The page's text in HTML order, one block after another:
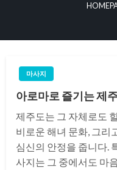
마사지
아로마로 즐기는 제
제주도는 그 자체로도
비로운 해녀 문화, 그리
심신의 안정을 줍니다.
사지는 그 중에서도 마